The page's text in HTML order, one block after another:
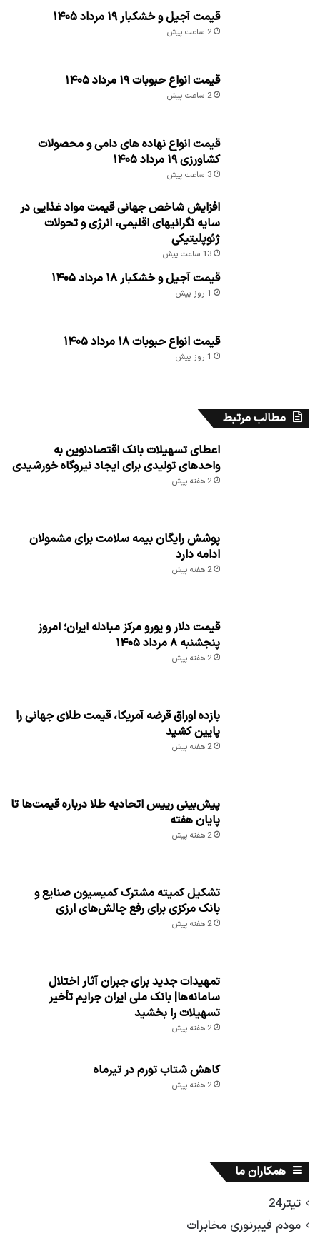
قیمت آجیل و خشکبار ۱۹ مرداد ۱۴۰۵
2 ساعت پیش
قیمت انواع حبوبات ۱۹ مرداد ۱۴۰۵
2 ساعت پیش
قیمت انواع نهاده های دامی و محصولات
کشاورزی ۱۹ مرداد ۱۴۰۵
3 ساعت پیش
افزایش شاخص جهانی قیمت مواد غذایی در
سایه نگرانیهای اقلیمی، انرژی و تحولات
ژئوپلیتیکی
13 ساعت پیش
قیمت آجیل و خشکبار ۱۸ مرداد ۱۴۰۵
1 روز پیش
قیمت انواع حبوبات ۱۸ مرداد ۱۴۰۵
1 روز پیش
مطالب مرتبط
اعطای تسهیلات بانک اقتصادنوین به
واحدهای تولیدی برای ایجاد نیروگاه خورشیدی
2 هفته پیش
پوشش رایگان بیمه سلامت برای مشمولان
ادامه دارد
2 هفته پیش
قیمت دلار و یورو مرکز مبادله ایران؛ امروز
پنجشنبه ۸ مرداد ۱۴۰۵
2 هفته پیش
بازده اوراق قرضه آمریکا، قیمت طلای جهانی را
پایین کشید
2 هفته پیش
پیش‌بینی رییس اتحادیه طلا درباره قیمت‌ها تا
پایان هفته
2 هفته پیش
تشکیل کمیته مشترک کمیسیون صنایع و
بانک مرکزی برای رفع چالش‌های ارزی
2 هفته پیش
تمهیدات جدید برای جبران آثار اختلال
سامانه‌ها| بانک ملی ایران جرایم تأخیر
تسهیلات را بخشید
2 هفته پیش
کاهش شتاب تورم در تیرماه
2 هفته پیش
همکاران ما
تیتر24
مودم فیبرنوری مخابرات